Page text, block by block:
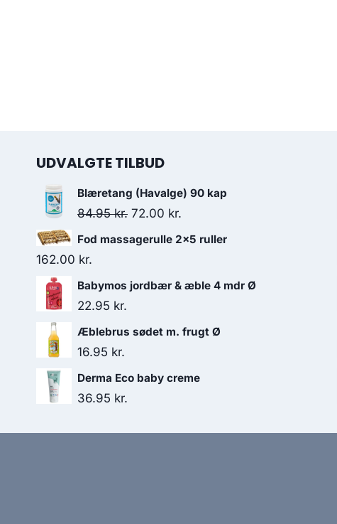
UDVALGTE TILBUD
Blæretang (Havalge) 90 kap
84.95kr. Den
oprindelige
72.00 kr.
aktuelle
Fod massagerulle 2x5 ruller
162.00 kr.
Babymos jordbær & æble 4 mdr Ø
22.95 kr.
Æblebrus sødet m. frugt Ø
16.95 kr.
Derma Eco baby creme
36.95 kr.